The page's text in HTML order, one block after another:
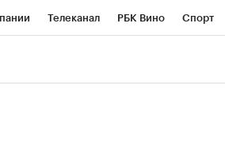
Телеканал РБК Вино Спорт